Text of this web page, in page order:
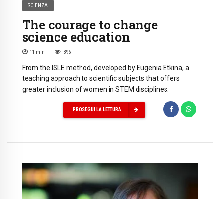
SCIENZA
The courage to change
science education
11 min 396
From the ISLE method, developed by Eugenia Etkina, a
teaching approach to scientific subjects that offers
greater inclusion of women in STEM disciplines.
PROSEGUI LA LETTURA